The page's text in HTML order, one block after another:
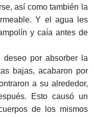
así como también la
Y el agua les
y caía antes de
por absorber la
bajas, acabaron por
a su alrededor,
Esto causó un
de los mismos